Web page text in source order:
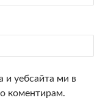
и уебсайта ми в
коментирам.